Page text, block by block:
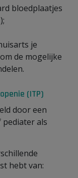
bloedplaatjes
);
je
om de mogelijke
(ITP)
door een
als
hebt van: